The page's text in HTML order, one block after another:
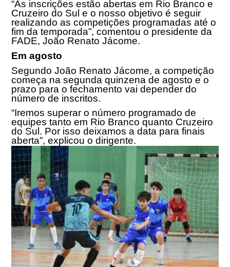
“As inscrições estão abertas em Rio Branco e
Cruzeiro do Sul e o nosso objetivo é seguir
realizando as competições programadas até o
fim da temporada”, comentou o presidente da
FADE, João Renato Jácome.
Em agosto
Segundo João Renato Jácome, a competição
começa na segunda quinzena de agosto e o
prazo para o fechamento vai depender do
número de inscritos.
“Iremos superar o número programado de
equipes tanto em Rio Branco quanto Cruzeiro
do Sul. Por isso deixamos a data para finais
aberta”, explicou o dirigente.